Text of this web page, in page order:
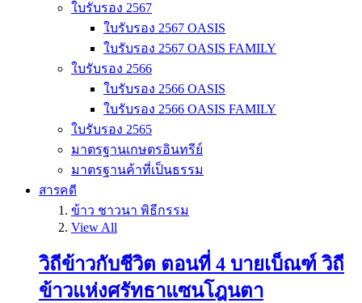
ใบรับรอง 2567
ใบรับรอง 2567 OASIS
ใบรับรอง 2567 OASIS FAMILY
ใบรับรอง 2566
ใบรับรอง 2566 OASIS
ใบรับรอง 2566 OASIS FAMILY
ใบรับรอง 2565
มาตรฐานเกษตรอินทรีย์
มาตรฐานค้าที่เป็นธรรม
สารคดี
ข้าว ชาวนา พิธีกรรม
View All
วิถีข้าวกับชีวิต ตอนที่ 4 บายเบ็ณฑ์ วิถี
ข้าวแห่งศรัทธาแซนโฎนตา